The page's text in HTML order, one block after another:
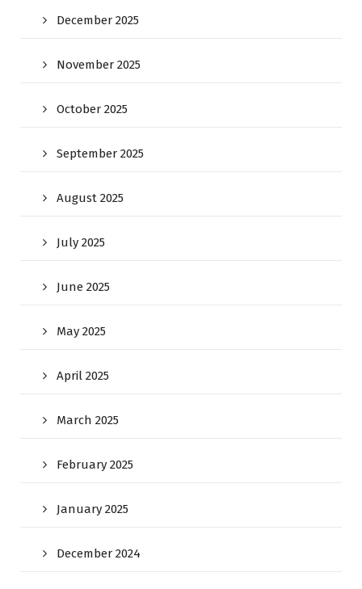
December 2025
November 2025
October 2025
September 2025
August 2025
July 2025
June 2025
May 2025
April 2025
March 2025
February 2025
January 2025
December 2024